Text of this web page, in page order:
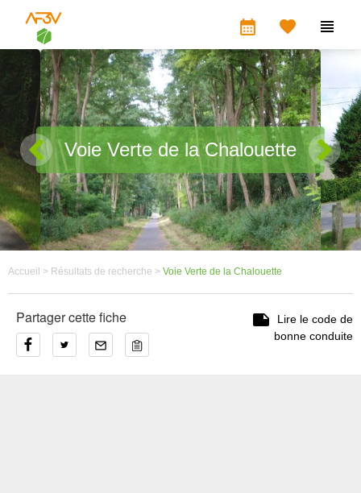
calendar_month  
Voie Verte de la Chalouette
Accueil > Résultats de recherche > Voie Verte de la Chalouette
Partager cette fiche 
Lire le code de
bonne conduite